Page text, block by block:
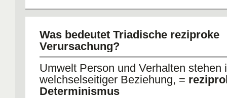
Was bedeutet Triadische reziproke
Verursachung?
Umwelt Person und Verhalten stehen
welchselseitiger Beziehung, =
Determinismus